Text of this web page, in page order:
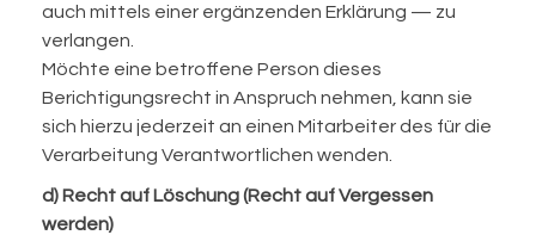
auch mittels einer ergänzenden Erklärung — zu
verlangen.
Möchte eine betroffene Person dieses
Berichtigungsrecht in Anspruch nehmen, kann sie
sich hierzu jederzeit an einen Mitarbeiter des für die
Verarbeitung Verantwortlichen wenden.
d) Recht auf Löschung (Recht auf Vergessen
werden)